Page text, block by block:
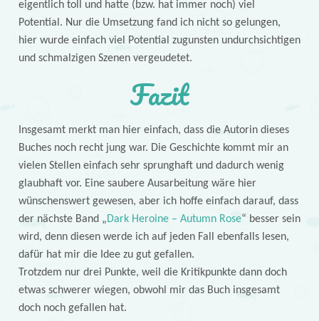
eigentlich toll und hatte (bzw. hat immer noch) viel
Potential. Nur die Umsetzung fand ich nicht so gelungen,
hier wurde einfach viel Potential zugunsten undurchsichtigen
und schmalzigen Szenen vergeudetet.
Fazit
Insgesamt merkt man hier einfach, dass die Autorin dieses
Buches noch recht jung war. Die Geschichte kommt mir an
vielen Stellen einfach sehr sprunghaft und dadurch wenig
glaubhaft vor. Eine saubere Ausarbeitung wäre hier
wünschenswert gewesen, aber ich hoffe einfach darauf, dass
der nächste Band „Dark Heroine – Autumn Rose“ besser sein
wird, denn diesen werde ich auf jeden Fall ebenfalls lesen,
dafür hat mir die Idee zu gut gefallen.
Trotzdem nur drei Punkte, weil die Kritikpunkte dann doch
etwas schwerer wiegen, obwohl mir das Buch insgesamt
doch noch gefallen hat.